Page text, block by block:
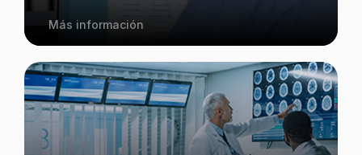
Más información